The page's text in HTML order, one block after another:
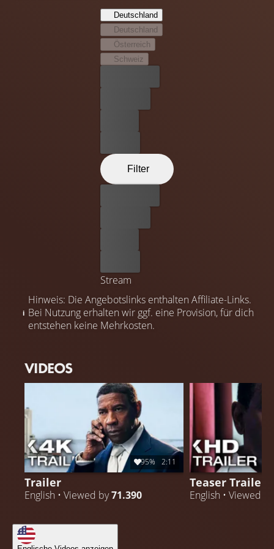
Thrillers „Zwischen Himmel und Hölle“ von Akira
Kurosawa auf die Straßen des heutigen New York City
Deutschland
Deutschland
Österreich
Schweiz
Filter
Stream
Hinweis: Die Angebotslinks enthalten Affiliate-Links.
Bei Nutzung erhalten wir ggf. eine Provision, für dich
entstehen keine Mehrkosten.
VIDEOS
95% 2:11
Trailer
English • Viewed by71.390
Teaser Trailer
English • Viewed